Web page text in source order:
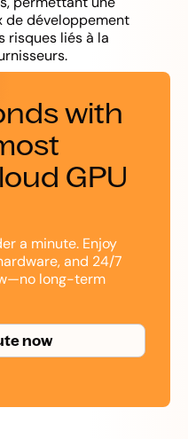
de développement
risques liés à la
with
GPU
a minute. Enjoy
and 24/7
long-term
now